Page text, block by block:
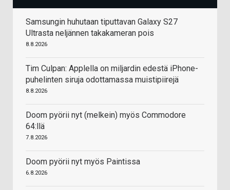
Samsungin huhutaan tiputtavan Galaxy S27
Ultrasta neljännen takakameran pois
8.8.2026
Tim Culpan: Applella on miljardin edestä iPhone-
puhelinten siruja odottamassa muistipiirejä
8.8.2026
Doom pyörii nyt (melkein) myös Commodore
64:llä
7.8.2026
Doom pyörii nyt myös Paintissa
6.8.2026